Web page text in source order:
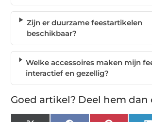
Zijn er duurzame feestartikelen
beschikbaar?
Welke accessoires maken mijn
interactief en gezellig?
Goed artikel? Deel hem dan